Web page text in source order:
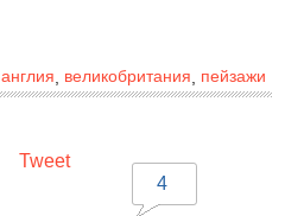
англия великобритания пейзажи
Tweet
4